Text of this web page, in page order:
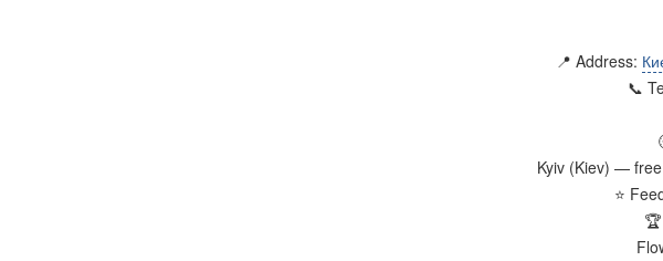
📍 Address:
📞
Kyiv (Kiev) — free
⭐
🏆